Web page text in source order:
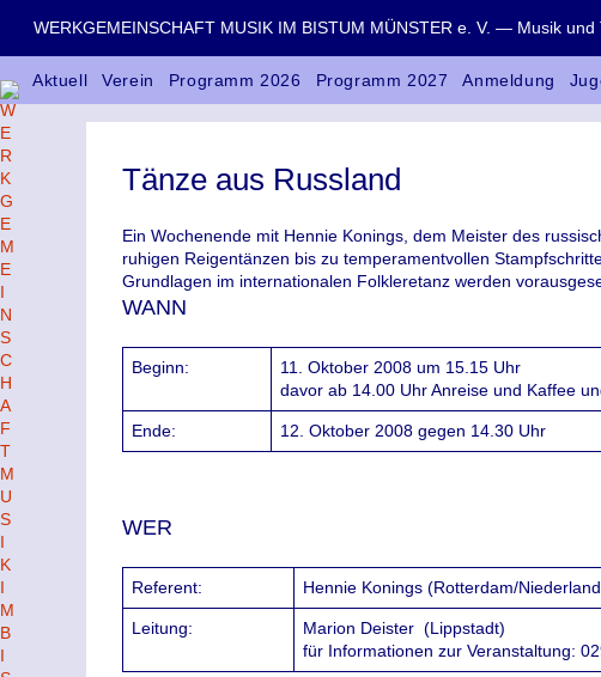
WERKGEMEINSCHAFT MUSIK IM BISTUM MÜNSTER e. V. — Musik
Aktuell Verein Programm 2026 Programm 2027 Anmeldung
Tänze aus Russland
Ein Wochenende mit Hennie Konings, dem Meister des
ruhigen Reigentänzen bis zu temperamentvollen
Grundlagen im internationalen Folkleretanz werden
WANN
Beginn:
11. Oktober 2008 um 15.15 Uhr
davor ab 14.00 Uhr Anreise und Kaffee
Ende: 12. Oktober 2008 gegen 14.30 Uhr
WER
Referent: Hennie Konings (Rotterdam/
Leitung: Marion Deister (Lippstadt)
für Informationen zur Veranstaltung: